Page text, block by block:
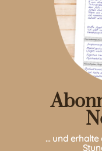
… und erhalte